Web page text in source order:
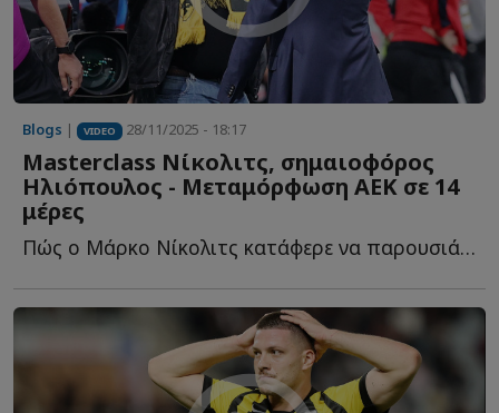
Blogs | VIDEO 28/11/2025 - 18:17
Masterclass Νίκολιτς, σημαιοφόρος
Ηλιόπουλος - Μεταμόρφωση ΑΕΚ σε 14
μέρες
Πώς ο Μάρκο Νίκολιτς κατάφερε να παρουσιάσει στη Φλωρεντία μ...